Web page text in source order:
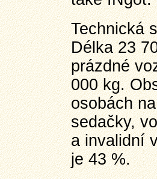
Technická
Délka 23
prázdné
000 kg.
osobách
sedačky,
a invalidní
je 43 %.